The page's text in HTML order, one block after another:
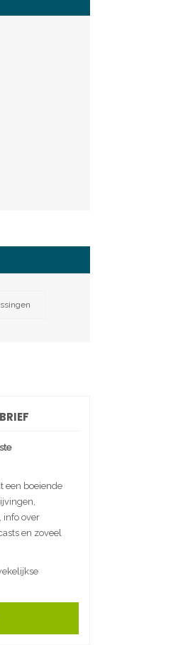
een boeiende
info over
en zoveel